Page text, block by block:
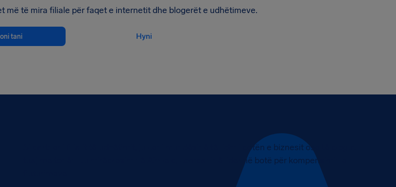
më të mira filiale për faqet e internetit dhe blogerët e udhëtimeve.
tani Hyni
Si partner i filialit të udhëtimit, ju keni mundësinë të lidhni botën e biznesit ose të blogut
tuaj me tonën. Ju mirëpresim në AirHelp, kompaninë lider në botë për kompensimin e